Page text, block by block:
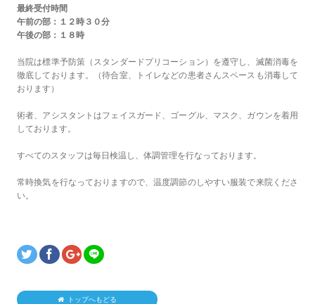
最終受付時間
午前の部：１２時３０分
午後の部：１８時
当院は標準予防策（スタンダードプリコーション）を遵守し、滅菌消毒を
徹底しております。（待合室、トイレなどの患者さんスペースも消毒して
おります）
術者、アシスタントはフェイスガード、ゴーグル、マスク、ガウンを着用
しております。
すべてのスタッフは毎日検温し、体調管理を行なっております。
常時換気を行なっておりますので、温度調節のしやすい服装で来院くださ
い。
トップへもどる